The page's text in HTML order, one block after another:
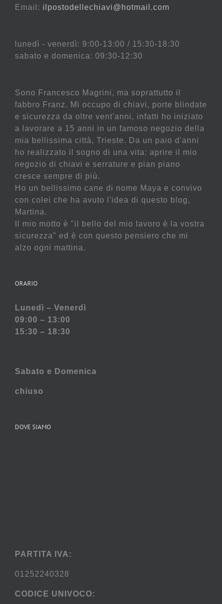
Email: ilpostodellechiavi@hotmail.com
lunedì - venerdì: 9:00-13:00 / 15:30-18:30
sabato e domenica: 09:30-12:30
Sono Francesco Magrini, ma soprattutto il
fabbro Franz. Mi occupo di chiavi, porte blindate
e sicurezza da oltre vent'anni, infatti ho iniziato
a lavorare a 15 anni in un famoso negozio della
mia bellissima città, Trieste. Da un paio d'anni
ho realizzato il sogno di una vita: aprire il mio
negozio di chiavi e serrature e pian piano
cresce sempre di più.
Ho un bellissimo cane di nome Maya e convivo
con colei che ha avuto l'idea di questo blog,
Martina.
Il mio motto è "il bello del mio lavoro è la vostra
sicurezza" ed è con questo pensiero che mi
alzo ogni mattina.
ORARIO
Lunedì – Venerdì
09:00 – 13:00
15:30 – 18:30
Sabato e Domenica
chiuso
DOVE SIAMO
PARTITA IVA:
01252240328
CODICE UNIVOCO: